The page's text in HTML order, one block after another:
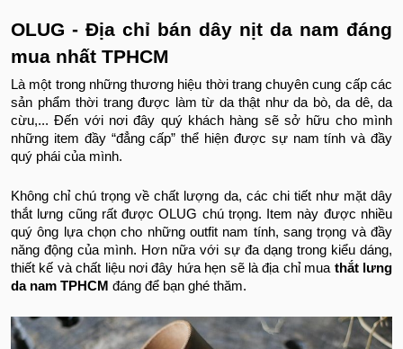
OLUG - Địa chỉ bán dây nịt da nam đáng
mua nhất TPHCM
Là một trong những thương hiệu thời trang chuyên cung cấp các
sản phẩm thời trang được làm từ da thật như da bò, da dê, da
cừu,... Đến với nơi đây quý khách hàng sẽ sở hữu cho mình
những item đầy “đẳng cấp” thể hiện được sự nam tính và đầy
quý phái của mình.
Không chỉ chú trọng về chất lượng da, các chi tiết như mặt dây
thắt lưng cũng rất được OLUG chú trọng. Item này được nhiều
quý ông lựa chọn cho những outfit nam tính, sang trọng và đầy
năng động của mình. Hơn nữa với sự đa dạng trong kiểu dáng,
thiết kế và chất liệu nơi đây hứa hẹn sẽ là địa chỉ mua thắt lưng
da nam TPHCM đáng để bạn ghé thăm.